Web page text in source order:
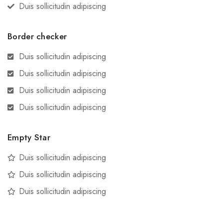
Duis sollicitudin adipiscing
Border checker
Duis sollicitudin adipiscing
Duis sollicitudin adipiscing
Duis sollicitudin adipiscing
Duis sollicitudin adipiscing
Empty Star
Duis sollicitudin adipiscing
Duis sollicitudin adipiscing
Duis sollicitudin adipiscing